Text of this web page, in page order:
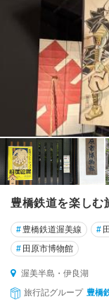
豊橋鉄道を楽し
# 豊橋鉄道渥美線 #
# 田原市博物館
渥美半島・伊良湖
旅行記グループ 豊橋